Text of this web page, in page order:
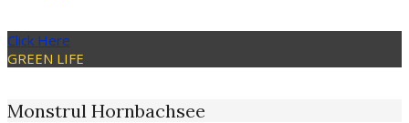
Click Here
GREEN LIFE
Monstrul Hornbachsee